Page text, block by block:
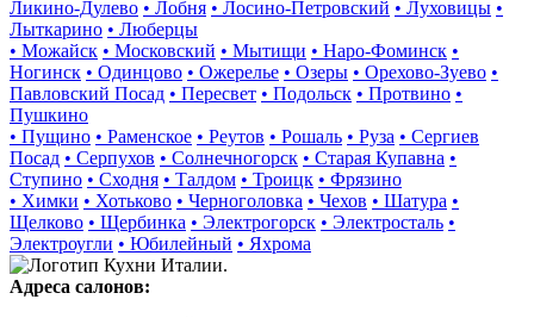
Ликино-Дулево • Лобня • Лосино-Петровский • Луховицы •
Лыткарино • Люберцы
• Можайск • Московский • Мытищи • Наро-Фоминск •
Ногинск • Одинцово • Ожерелье • Озеры • Орехово-Зуево •
Павловский Посад • Пересвет • Подольск • Протвино •
Пушкино
• Пущино • Раменское • Реутов • Рошаль • Руза • Сергиев
Посад • Серпухов • Солнечногорск • Старая Купавна •
Ступино • Сходня • Талдом • Троицк • Фрязино
• Химки • Хотьково • Черноголовка • Чехов • Шатура •
Щелково • Щербинка • Электрогорск • Электросталь •
Электроугли • Юбилейный • Яхрома
Адреса салонов: